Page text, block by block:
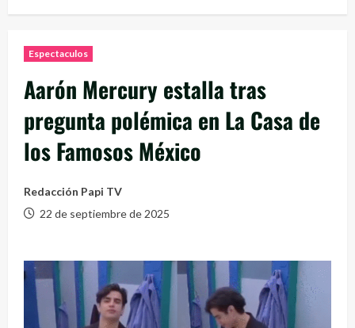
Espectaculos
Aarón Mercury estalla tras
pregunta polémica en La Casa de
los Famosos México
Redacción Papi TV
22 de septiembre de 2025